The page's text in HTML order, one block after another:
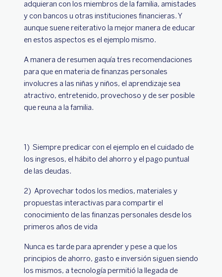
adquieran con los miembros de la familia, amistades
y con bancos u otras instituciones financieras. Y
aunque suene reiterativo la mejor manera de educar
en estos aspectos es el ejemplo mismo.
A manera de resumen aquía tres recomendaciones
para que en materia de finanzas personales
involucres a las niñas y niños, el aprendizaje sea
atractivo, entretenido, provechoso y de ser posible
que reuna a la familia.
1) Siempre predicar con el ejemplo en el cuidado de
los ingresos, el hábito del ahorro y el pago puntual
de las deudas.
2) Aprovechar todos los medios, materiales y
propuestas interactivas para compartir el
conocimiento de las finanzas personales desde los
primeros años de vida
Nunca es tarde para aprender y pese a que los
principios de ahorro, gasto e inversión siguen siendo
los mismos, a tecnología permitió la llegada de